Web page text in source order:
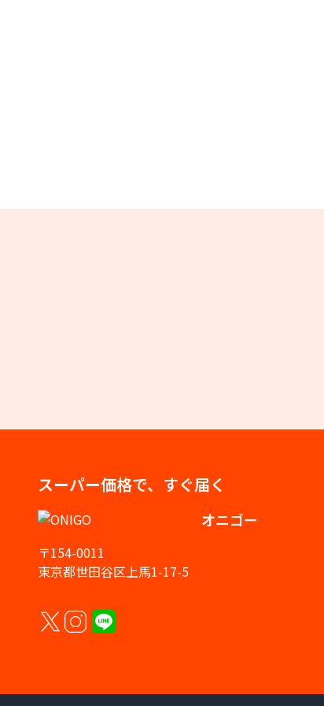
スーパー価格で、すぐ届く
オニゴー
〒154-0011
東京都世田谷区上馬1-17-5